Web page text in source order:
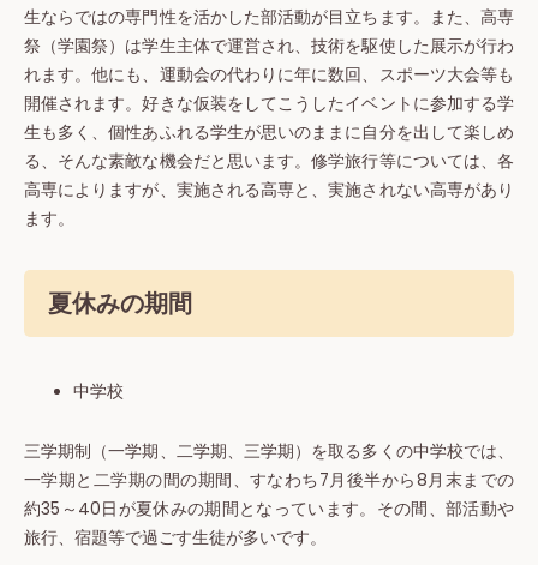
生ならではの専門性を活かした部活動が目立ちます。また、高専
祭（学園祭）は学生主体で運営され、技術を駆使した展示が行わ
れます。他にも、運動会の代わりに年に数回、スポーツ大会等も
開催されます。好きな仮装をしてこうしたイベントに参加する学
生も多く、個性あふれる学生が思いのままに自分を出して楽しめ
る、そんな素敵な機会だと思います。修学旅行等については、各
高専によりますが、実施される高専と、実施されない高専があり
ます。
夏休みの期間
中学校
三学期制（一学期、二学期、三学期）を取る多くの中学校では、
一学期と二学期の間の期間、すなわち7月後半から8月末までの
約35～40日が夏休みの期間となっています。その間、部活動や
旅行、宿題等で過ごす生徒が多いです。